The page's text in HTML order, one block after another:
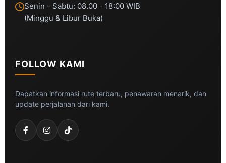
Senin - Sabtu: 08.00 - 18:00 WIB
(Minggu & Libur Buka)
FOLLOW KAMI
Dapatkan informasi rute terbaru, penawaran menarik, dan
update perjalanan dari kami.